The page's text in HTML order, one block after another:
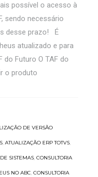
possível o acesso à
sendo necessário
desse prazo! É
atualizado e para
Futuro O TAF do
o produto
DE VERSÃO
, ATUALIZAÇÃO ERP TOTVS,
SISTEMAS, CONSULTORIA
NO ABC, CONSULTORIA